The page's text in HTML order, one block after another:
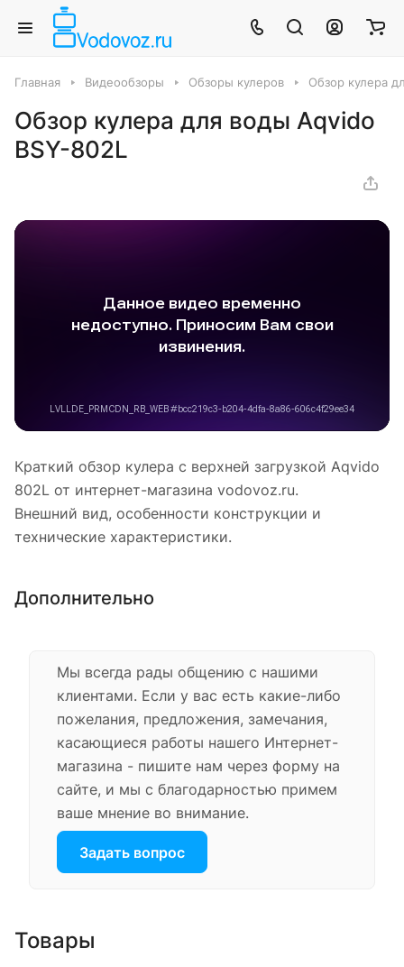
Главная Видеообзоры Обзоры кулеров Обзор кулера
Обзор кулера для воды Aqvido
BSY-802L
Краткий обзор кулера с верхней загрузкой Aqvido
802L от интернет-магазина vodovoz.ru.
Внешний вид, особенности конструкции и
технические характеристики.
Дополнительно
Мы всегда рады общению с нашими
клиентами. Если у вас есть какие-либо
пожелания, предложения, замечания,
касающиеся работы нашего Интернет-
магазина - пишите нам через форму на
сайте, и мы с благодарностью примем
ваше мнение во внимание.
Задать вопрос
Товары